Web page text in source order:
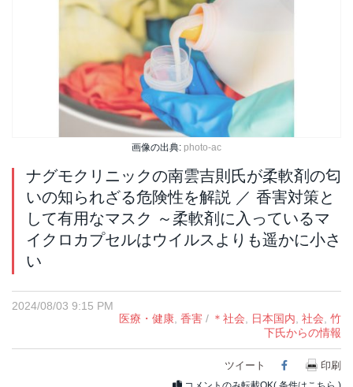
画像の出典: photo-ac
ナグモクリニックの南雲吉則氏が柔軟剤の匂
いの知られざる危険性を解説 ／ 香害対策と
して有用なマスク ～柔軟剤に入っているマ
イクロカプセルはウイルスよりも遥かに小さ
い
2024/08/03 9:15 PM
医療・健康, 香害 / ＊社会, 日本国内, 社会, 竹
下氏からの情報
ツイート Facebook
印刷